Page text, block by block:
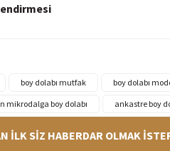
boy dolabı mutfak boy dolabı
mikrodalga boy dolabı
ankastre boy
İLK SİZ HABERDAR OLMAK